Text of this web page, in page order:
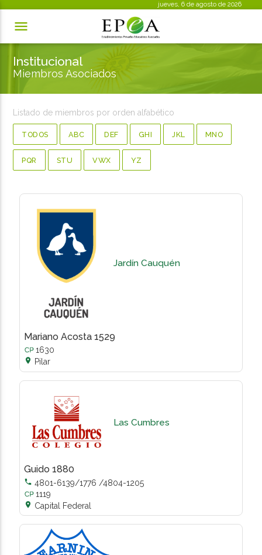
jueves, 6 de agosto de 2026

Institucional
Miembros Asociados
Listado de miembros por orden alfabético
TODOS ABC DEF GHI JKL MNO
PQR STU VWX YZ
Jardín Cauquén
Mariano Acosta 1529
1630
 Pilar
Las Cumbres
Guido 1880
 4801-6139/1776 /4804-1205
1119
 Capital Federal